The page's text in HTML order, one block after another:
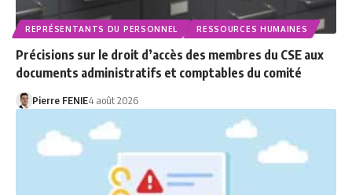
REPRÉSENTANTS DU PERSONNEL RESSOURCES HUMAINES
Précisions sur le droit d’accès des membres du CSE aux
documents administratifs et comptables du comité
Pierre FENIE4 août 2026